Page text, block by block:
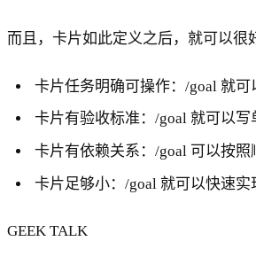
而且，卡片如此定义之后，就可以很
卡片任务明确可操作：/goal 就
卡片有验收标准：/goal 就可以
卡片有依赖关系：/goal 可以按
卡片足够小：/goal 就可以快速
GEEK TALK